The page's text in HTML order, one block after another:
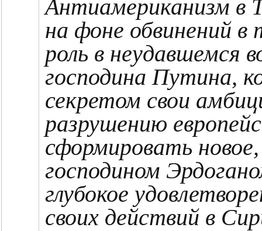
Антиамериканизм в
на фоне обвинений
роль в неудавшемся
господина Путина,
секретом свои
разрушению
сформировать
господином
глубокое
своих действий в